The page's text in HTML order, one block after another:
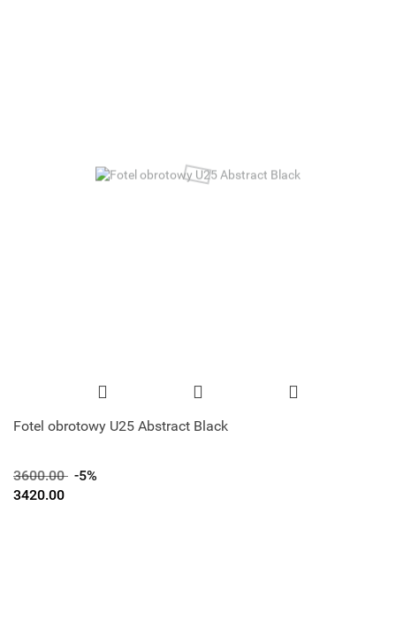
Fotel obrotowy U25 Abstract Black
3600.00 -5%
3420.00